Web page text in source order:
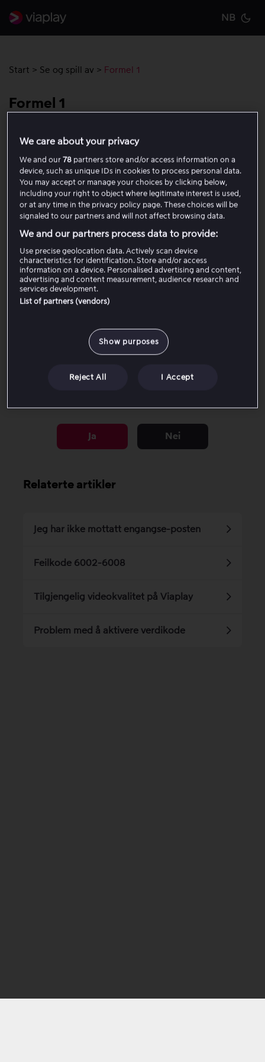
NB
Start > Se og spill av > Formel 1
Formel 1
Viaplay Group har rettighetene til Formel 1.
For å kunne se løpene må du ha en Viaplay Total-pakke.
På samme måte som ved andre sportssendinger kan du
se den samme F1-sendingen på én enhet om gangen.
Dette er inkludert når du ser F1 på Viaplay
På Viaplay kan du se alle løp med lokale kommentatorer
og lokale studiosendinger. Du får også tilgang til
ekstrastrømmer, for eksempel:
Pitlane– følg alt som skjer i depotet
– følg løpet fra kameraer i bilen
– tider og plasseringer for hver fører
Ja Nei
Relaterte artikler
Jeg har ikke mottatt engangse-posten
Feilkode 6002-6008
Tilgjengelig videokvalitet på Viaplay
Problem med å aktivere verdikode
We care about your privacy
We and our78 partners store and/or access information on a
device, such as unique IDs in cookies to process personal data.
You may accept or manage your choices by clicking below,
including your right to object where legitimate interest is used,
or at any time in the privacy policy page. These choices will be
signaled to our partners and will not affect browsing data.
We and our partners process data to provide:
Use precise geolocation data. Actively scan device
characteristics for identification. Store and/or access
information on a device. Personalised advertising and content,
advertising and content measurement, audience research and
services development.
List of partners (vendors)
Show purposes
Reject All I Accept